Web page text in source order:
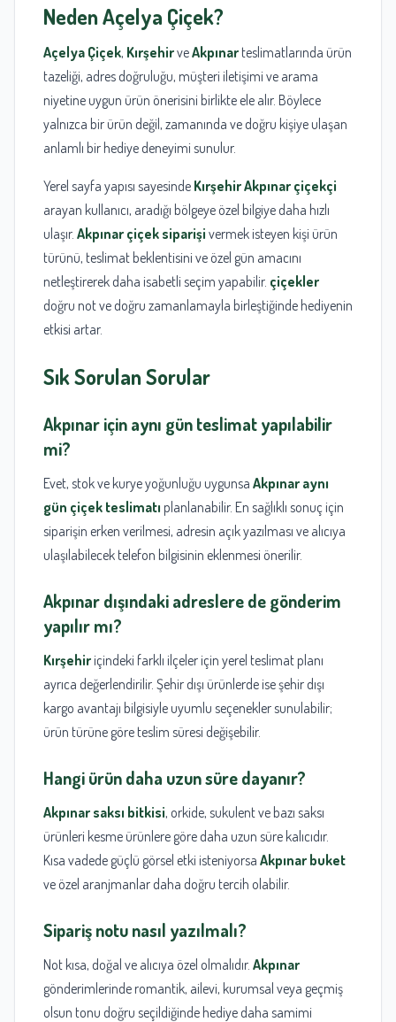
NedenAçelya Çiçek?
Açelya Çiçek, KırşehirveAkpınar teslimatlarında ürün
tazeliği, adres doğruluğu, müşteri iletişimi ve arama
niyetine uygun ürün önerisini birlikte ele alır. Böylece
yalnızca bir ürün değil, zamanında ve doğru kişiye ulaşan
anlamlı bir hediye deneyimi sunulur.
Yerel sayfa yapısı sayesinde Kırşehir Akpınar çiçekçi
arayan kullanıcı, aradığı bölgeye özel bilgiye daha hızlı
ulaşır. Akpınar çiçek siparişi vermek isteyen kişi ürün
türünü, teslimat beklentisini ve özel gün amacını
netleştirerek daha isabetli seçim yapabilir. çiçekler
doğru not ve doğru zamanlamayla birleştiğinde hediyenin
etkisi artar.
Sık Sorulan Sorular
Akpınariçin aynı gün teslimat yapılabilir
mi?
Evet, stok ve kurye yoğunluğu uygunsa Akpınar aynı
gün çiçek teslimatı planlanabilir. En sağlıklı sonuç için
siparişin erken verilmesi, adresin açık yazılması ve alıcıya
ulaşılabilecek telefon bilgisinin eklenmesi önerilir.
Akpınardışındaki adreslere de gönderim
yapılır mı?
Kırşehir içindeki farklı ilçeler için yerel teslimat planı
ayrıca değerlendirilir. Şehir dışı ürünlerde ise şehir dışı
kargo avantajı bilgisiyle uyumlu seçenekler sunulabilir;
ürün türüne göre teslim süresi değişebilir.
Hangi ürün daha uzun süre dayanır?
Akpınar saksı bitkisi, orkide, sukulent ve bazı saksı
ürünleri kesme ürünlere göre daha uzun süre kalıcıdır.
Kısa vadede güçlü görsel etki isteniyorsa Akpınar buket
ve özel aranjmanlar daha doğru tercih olabilir.
Sipariş notu nasıl yazılmalı?
Not kısa, doğal ve alıcıya özel olmalıdır. Akpınar
gönderimlerinde romantik, ailevi, kurumsal veya geçmiş
olsun tonu doğru seçildiğinde hediye daha samimi